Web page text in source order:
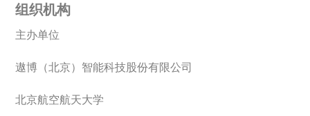
组织机构
主办单位
遨博（北京）智能科技股份有限公司
北京航空航天大学